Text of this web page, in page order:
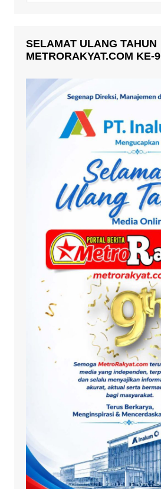
SELAMAT ULANG TAHUN
METRORAKYAT.COM KE-9